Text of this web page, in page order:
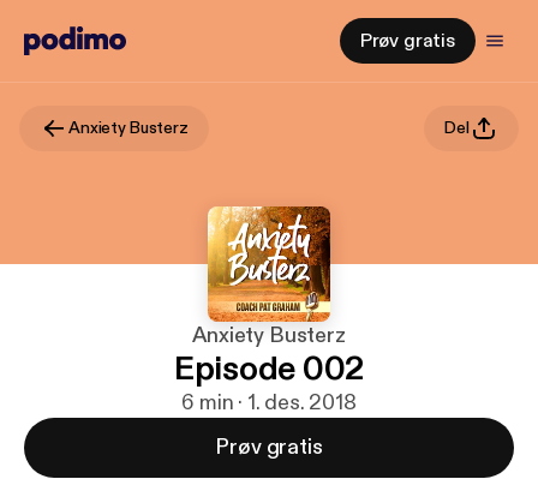
Prøv gratis
Anxiety Busterz Del
Anxiety Busterz
Episode 002
6 min · 1. des. 2018
Prøv gratis